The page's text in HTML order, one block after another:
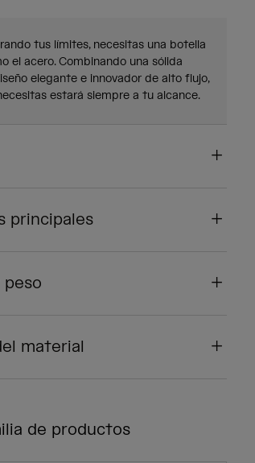
tus límites, necesitas una botella
el acero. Combinando una sólida
elegante e innovador de alto flujo,
estará siempre a tu alcance.
principales
peso
material
de productos